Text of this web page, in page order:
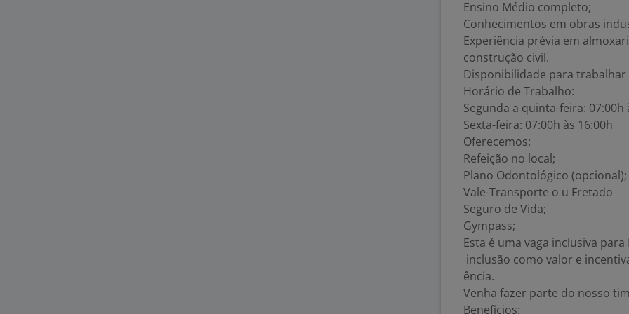
Ensino Médio completo;
Conhecimentos em obras
Experiência prévia em
construção civil.
Disponibilidade para
Horário de Trabalho:
Segunda a quinta-feira: 07:00h
Sexta-feira: 07:00h às 16:00h
Oferecemos:
Refeição no local;
Plano Odontológico (opcional);
Vale-Transporte o u Fretado
Seguro de Vida;
Gympass;
Esta é uma vaga inclusiva
inclusão como valor e
ência.
Venha fazer parte do nosso
Benefícios: